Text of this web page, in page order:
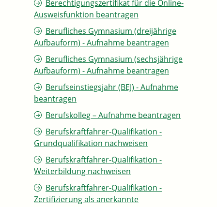
Berechtigungszertifikat für die Online-
Ausweisfunktion beantragen
Berufliches Gymnasium (dreijährige
Aufbauform) - Aufnahme beantragen
Berufliches Gymnasium (sechsjährige
Aufbauform) - Aufnahme beantragen
Berufseinstiegsjahr (BEJ) - Aufnahme
beantragen
Berufskolleg – Aufnahme beantragen
Berufskraftfahrer-Qualifikation -
Grundqualifikation nachweisen
Berufskraftfahrer-Qualifikation -
Weiterbildung nachweisen
Berufskraftfahrer-Qualifikation -
Zertifizierung als anerkannte